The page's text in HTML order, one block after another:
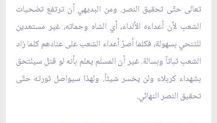
تعالى حتّى تحقيق النصر. ومن البديهي أن ترتفع تضحيات
الشعب لأن أعداءه الألداء، أي الشاه وحماته، غير مستعدين
للتنحي بسهولة، فكلما أصرّ أعداء الشعب على عنادهم كلما زاد
الشعب ثباتاً وبسالة. غير أن المسلم يعلم بأنه لو قتل سيلتحق
بشهداء كربلاء ولن يخسر شيئاً. ولهذا سيواصل ثورته حتّى
تحقيق النصر النهائي.